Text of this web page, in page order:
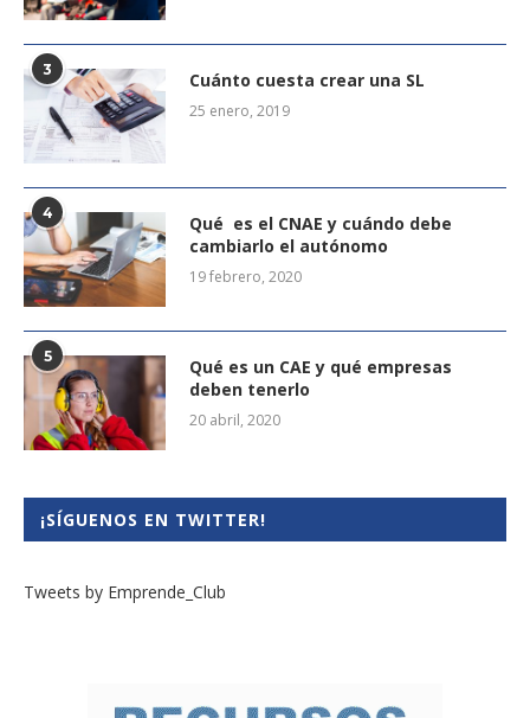
3 Cuánto cuesta crear una SL
25 enero, 2019
4
Qué es el CNAE y cuándo debe
cambiarlo el autónomo
19 febrero, 2020
5
Qué es un CAE y qué empresas
deben tenerlo
20 abril, 2020
¡SÍGUENOS EN TWITTER!
Tweets by Emprende_Club